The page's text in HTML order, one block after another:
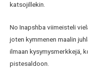
katsojillekin.
No Inapshba viimeisteli
joten kymmenen maalin
ilmaan kysymysmerkkejä,
pistesaldoon.